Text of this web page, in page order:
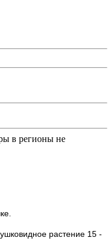
в регионы не
растение 15 -